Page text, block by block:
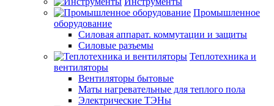
Промышленное
оборудование
Силовая аппарат. коммутации и защиты
Силовые разъемы
Теплотехника и
вентиляторы
Вентиляторы бытовые
Маты нагревательные для теплого пола
Электрические ТЭНы